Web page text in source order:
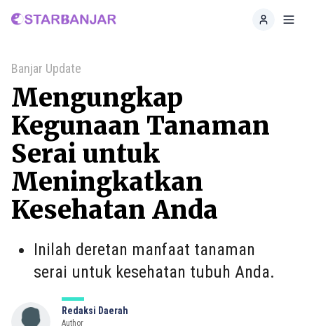
Home
Banjar Update
Mengungkap
Kegunaan Tanaman
Serai untuk
Meningkatkan
Kesehatan Anda
Inilah deretan manfaat tanaman
serai untuk kesehatan tubuh Anda.
Redaksi Daerah
Author